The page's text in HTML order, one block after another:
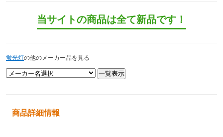
当サイトの商品は全て新品です！
蛍光灯の他のメーカー品を見る
商品詳細情報